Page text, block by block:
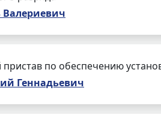
Валериевич
по обеспечению
Геннадьевич